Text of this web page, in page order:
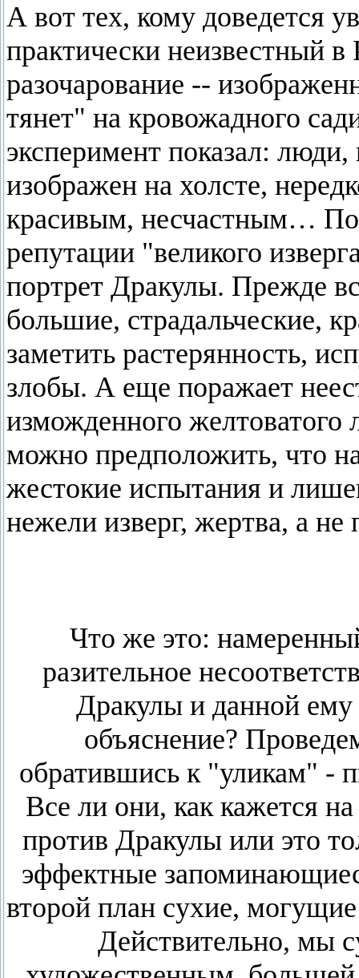
А вот тех, кому доведется
практически неизвестный
разочарование --
тянет" на кровожадного
эксперимент показал:
изображен на холсте,
красивым, несчастным…
репутации "великого
портрет Дракулы. Прежде
большие, страдальческие,
заметить растерянность,
злобы. А еще поражает
изможденного желтоватого
можно предположить, что
жестокие испытания и
нежели изверг, жертва, а
Что же это:
разительное
Дракулы и данной ему
объяснение?
обратившись к "уликам" -
Все ли они, как кажется
против Дракулы или это
эффектные
второй план сухие,
Действительно, мы